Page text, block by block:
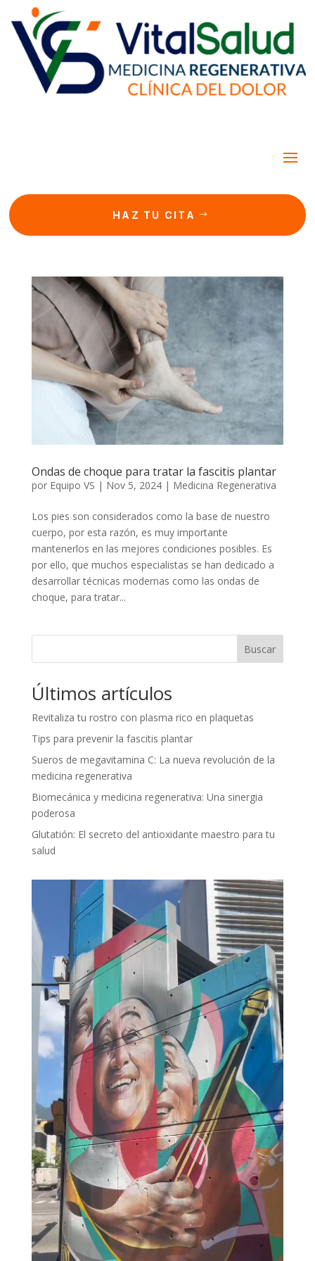
HAZ TU CITA
Ondas de choque para tratar la fascitis plantar
por Equipo VS | Nov 5, 2024| Medicina Regenerativa
Los pies son considerados como la base de nuestro
cuerpo, por esta razón, es muy importante
mantenerlos en las mejores condiciones posibles. Es
por ello, que muchos especialistas se han dedicado a
desarrollar técnicas modernas como las ondas de
choque, para tratar...
Buscar
Últimos artículos
Revitaliza tu rostro con plasma rico en plaquetas
Tips para prevenir la fascitis plantar
Sueros de megavitamina C: La nueva revolución de la
medicina regenerativa
Biomecánica y medicina regenerativa: Una sinergia
poderosa
Glutatión: El secreto del antioxidante maestro para tu
salud